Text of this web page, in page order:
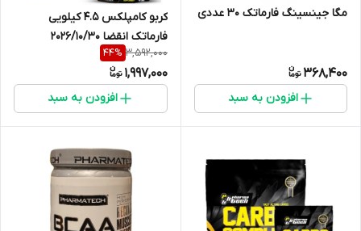
مگا جینسینگ فارماتک 30 عددی
368,400
افزودن به سبد
کربو کامپلکس 4.5 کیلویی
فارماتک انقضا 2026/10/30
3,592,000
44%
1,997,000
افزودن به سبد